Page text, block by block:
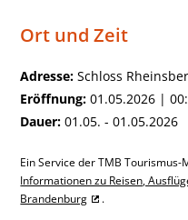
Ort und Zeit
Adresse: Schloss
Eröffnung: 01.05.2026 |
Dauer: 01.05. - 01.05.2026
Ein Service der TMB
Informationen zu Reisen,
Brandenburg
.